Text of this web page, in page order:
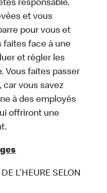
responsable.
et vous
pour vous et
faites face à une
et régler les
Vous faites passer
car vous savez
à des employés
offriront une
DE L'HEURE SELON